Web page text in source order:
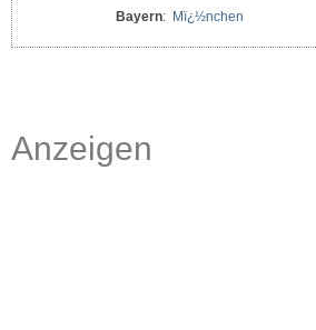
Bayern: Mï¿½nchen
Anzeigen